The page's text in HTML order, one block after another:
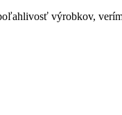
výrobkov,